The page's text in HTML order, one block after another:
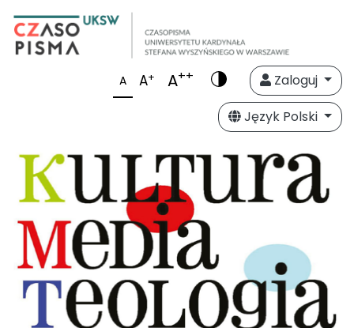
A A+ A++
Zaloguj
Język Polski